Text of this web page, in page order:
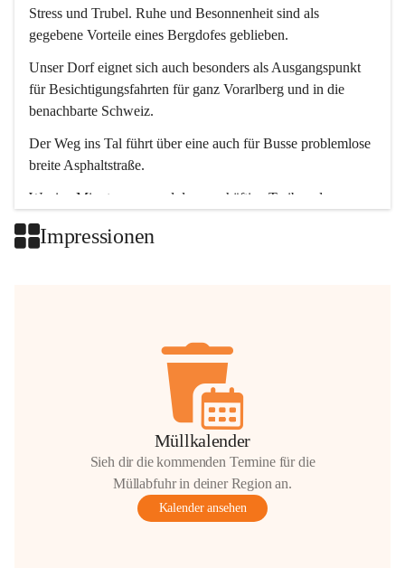
Stress und Trubel. Ruhe und Besonnenheit sind als
gegebene Vorteile eines Bergdofes geblieben.
Unser Dorf eignet sich auch besonders als Ausgangspunkt
für Besichtigungsfahrten für ganz Vorarlberg und in die
benachbarte Schweiz.
Der Weg ins Tal führt über eine auch für Busse problemlose
breite Asphaltstraße.
Wenige Minuten nur, und das geschäftige Treiben der
Impressionen
Müllkalender
Sieh dir die kommenden Termine für die
Müllabfuhr in deiner Region an.
Kalender ansehen